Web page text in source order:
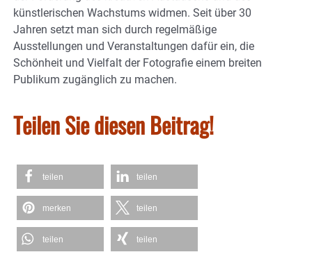
künstlerischen Wachstums widmen. Seit über 30
Jahren setzt man sich durch regelmäßige
Ausstellungen und Veranstaltungen dafür ein, die
Schönheit und Vielfalt der Fotografie einem breiten
Publikum zugänglich zu machen.
Teilen Sie diesen Beitrag!
teilen teilen
merken teilen
teilen teilen